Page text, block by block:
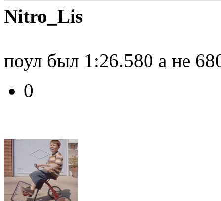
Nitro_Lis
поул был 1:26.580 а не
0